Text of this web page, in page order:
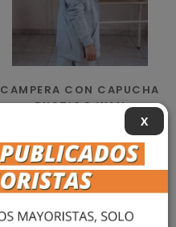
CAMPERA CON CAPUCHA
RUSTICO WAN
$ 28.879,54
más info »
X